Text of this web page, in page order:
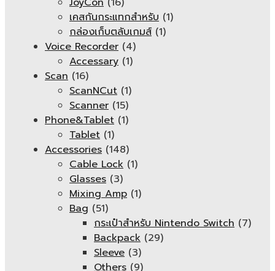
เคสกันกระแทกสำหรับ (1)
กล่องเก็บตลับเกมส์ (1)
Voice Recorder (4)
Accessary (1)
Scan (16)
ScanNCut (1)
Scanner (15)
Phone&Tablet (1)
Tablet (1)
Accessories (148)
Cable Lock (1)
Glasses (3)
Mixing Amp (1)
Bag (51)
กระเป๋าสำหรับ Nintendo Switch (7)
Backpack (29)
Sleeve (3)
Others (9)